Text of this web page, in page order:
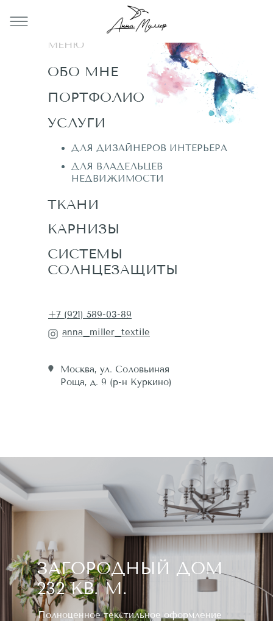
ОБО МНЕ
ДЛЯ ДИЗАЙНЕРОВ ИНТЕРЬЕРА
Москва, ул. Соловьиная
Роща, д. 9 (р-н Куркино)
МЕНЮ
+7 (921) 589-03-89
anna_miller_textile
ПОРТФОЛИО
УСЛУГИ
ДЛЯ ВЛАДЕЛЬЦЕВ
НЕДВИЖИМОСТИ
ДЛЯ ДИЗАЙНЕРОВ ИНТЕРЬЕРА
ДЛЯ ВЛАДЕЛЬЦЕВ
НЕДВИЖИМОСТИ
ТКАНИ
КАРНИЗЫ
СИСТЕМЫ
СОЛНЦЕЗАЩИТЫ
ЗАГОРОДНЫЙ ДОМ
232 КВ. М.
Полноценное текстильное оформление